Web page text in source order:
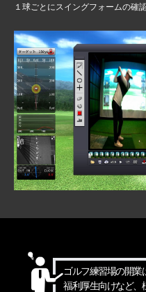
１球ごとにスイングフォームの確
ゴルフ練習場の開業
福利厚生向けなど、